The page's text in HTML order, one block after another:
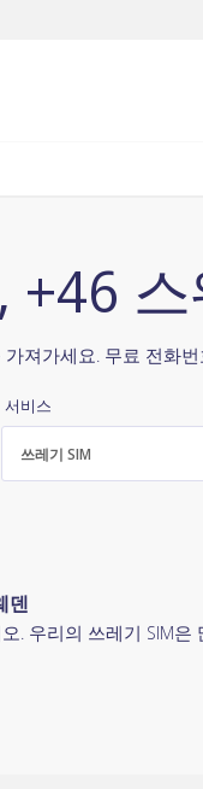
+46
져가세요. 무료 전화번
서비스
쓰레기 SIM
덴
. 우리의 쓰레기 SIM